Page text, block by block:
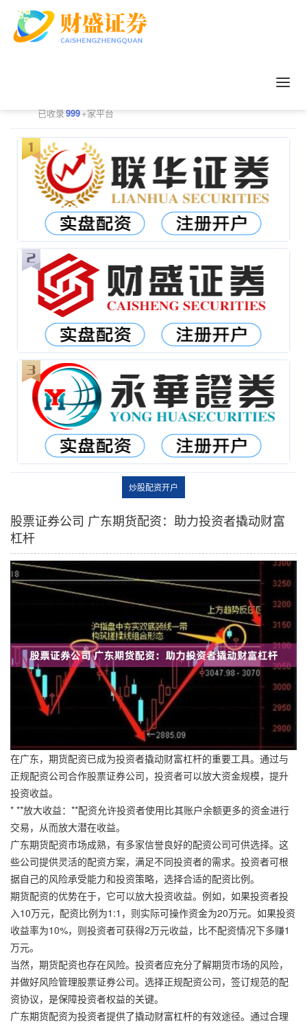
已收录999+家平台
炒股配资开户
股票证券公司 广东期货配资：助力投资者撬动财富
杠杆
在广东，期货配资已成为投资者撬动财富杠杆的重要工具。通过与
正规配资公司合作股票证券公司，投资者可以放大资金规模，提升
投资收益。
* **放大收益：**配资允许投资者使用比其账户余额更多的资金进行
交易，从而放大潜在收益。
广东期货配资市场成熟，有多家信誉良好的配资公司可供选择。这
些公司提供灵活的配资方案，满足不同投资者的需求。投资者可根
据自己的风险承受能力和投资策略，选择合适的配资比例。
期货配资的优势在于，它可以放大投资收益。例如，如果投资者投
入10万元，配资比例为1:1，则实际可操作资金为20万元。如果投资
收益率为10%，则投资者可获得2万元收益，比不配资情况下多赚1
万元。
当然，期货配资也存在风险。投资者应充分了解期货市场的风险，
并做好风险管理股票证券公司。选择正规配资公司，签订规范的配
资协议，是保障投资者权益的关键。
广东期货配资为投资者提供了撬动财富杠杆的有效途径。通过合理